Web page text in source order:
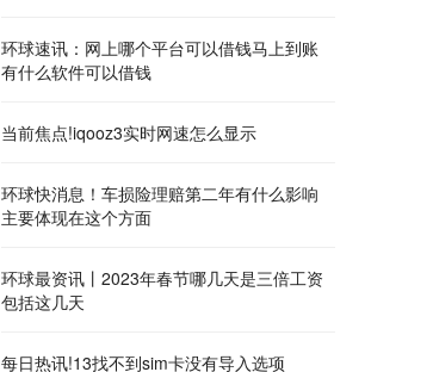
环球速讯：网上哪个平台可以借钱马上到账
有什么软件可以借钱
当前焦点!iqooz3实时网速怎么显示
环球快消息！车损险理赔第二年有什么影响
主要体现在这个方面
环球最资讯丨2023年春节哪几天是三倍工资
包括这几天
每日热讯!13找不到sim卡没有导入选项